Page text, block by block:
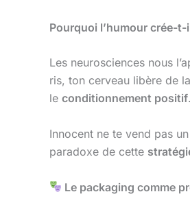
Pourquoi l’humour crée-t-
Les neurosciences nous
ris, ton cerveau libère de
le conditionnement positif.
Innocent ne te vend pas un
paradoxe de cette
Le packaging comme